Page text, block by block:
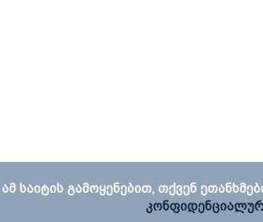
ამ საიტის გამოყენებით, თქვენ